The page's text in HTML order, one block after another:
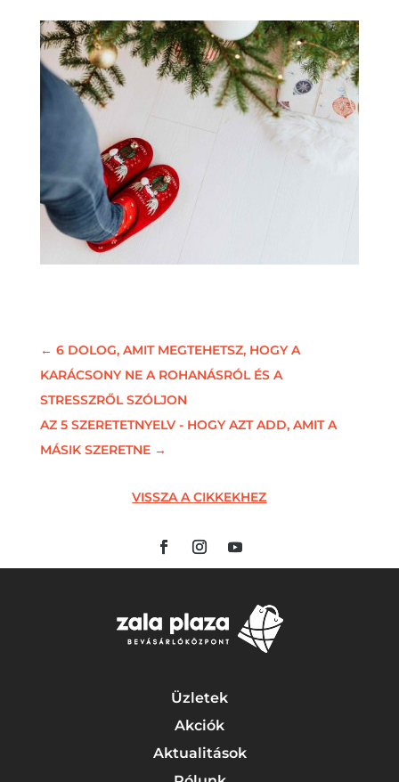
← 6 DOLOG, AMIT MEGTEHETSZ, HOGY A
KARÁCSONY NE A ROHANÁSRÓL ÉS A
STRESSZRŐL SZÓLJON
AZ 5 SZERETETNYELV - HOGY AZT ADD, AMIT A
MÁSIK SZERETNE→
VISSZA A CIKKEKHEZ
Üzletek
Akciók
Aktualitások